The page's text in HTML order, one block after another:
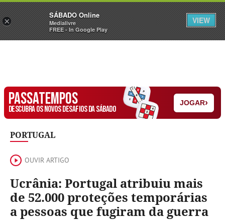
Sábado Assine Iniciar Sessão
PASSATEMPOS
DESCUBRA OS NOVOS DESAFIOS DA SÁBADO
JOGAR›
PORTUGAL
OUVIR ARTIGO
Ucrânia: Portugal atribuiu mais
de 52.000 proteções temporárias
a pessoas que fugiram da guerra
×
SÁBADO Online
Medialivre
FREE - In Google Play
VIEW